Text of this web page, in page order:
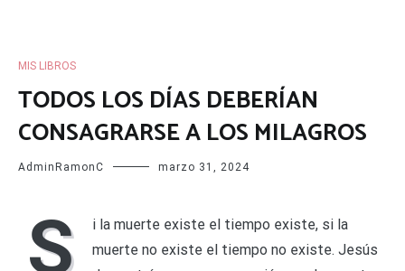
MIS LIBROS
TODOS LOS DÍAS DEBERÍAN
CONSAGRARSE A LOS MILAGROS
AdminRamonC marzo 31, 2024
S
i la muerte existe el tiempo existe, si la
muerte no existe el tiempo no existe. Jesús